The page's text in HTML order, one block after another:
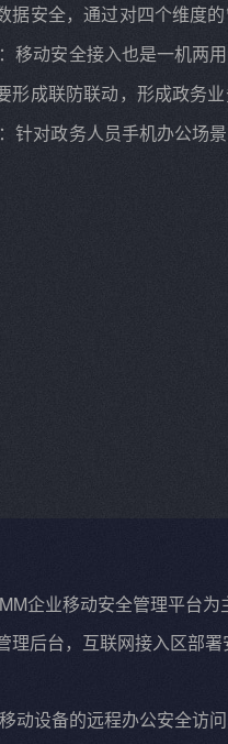
据安全，通过对四个维度
移动安全接入也是一机两
形成联防联动，形成政务
针对政务人员手机办公场
企业移动安全管理平台
理后台，互联网接入区部署
动设备的远程办公安全访